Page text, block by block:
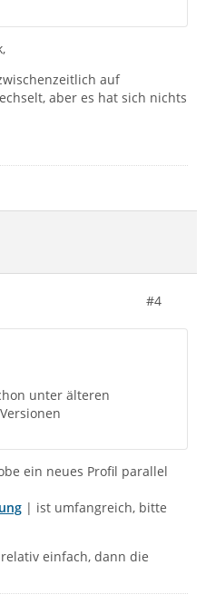
auf
aber es hat sich nichts
#4
unter älteren
ein neues Profil parallel
| ist umfangreich, bitte
einfach, dann die